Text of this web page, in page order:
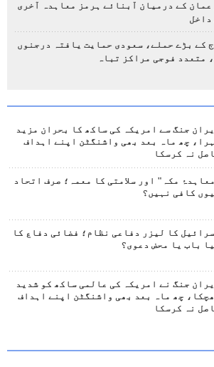
عمان کے درمیان آبنائے ہرمز معاہدہ آخری
داخل
کے بڑے حملے، سعودی حمایت یافتہ درجنوں
متعدد فوجی مراکز تباہ
جنگ سے امریکہ کی ساکھ کا بحران مزید
چھ ماہ بعد بھی واشنگٹن اپنے اہداف
نہ کرسکا
مکہ" اور سلامتی کا معمہ؛ صرف اتحاد
کافی نہیں؟
کا لیزر دفاعی نظام؛ فضائی دفاع کا
باب یا محض دعوی؟
جنگ نے امریکہ کی عالمی ساکھ کو شدید
چھ ماہ بعد بھی واشنگٹن اپنے اہداف
نہ کرسکا